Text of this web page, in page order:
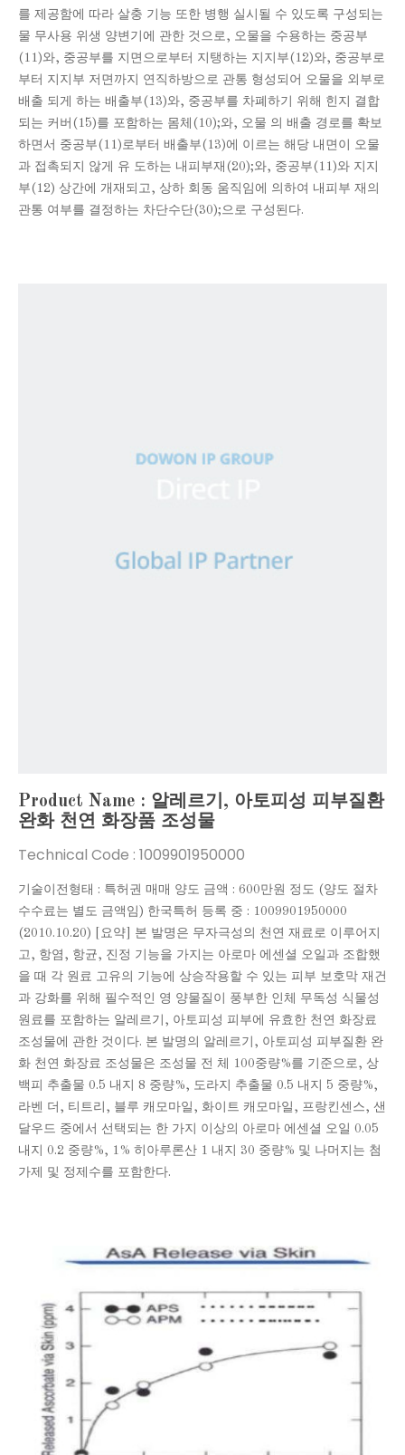
를 제공함에 따라 살충 기능 또한 병행 실시될 수 있도록 구성되는
물 무사용 위생 양변기에 관한 것으로, 오물을 수용하는 중공부
(11)와, 중공부를 지면으로부터 지탱하는 지지부(12)와, 중공부로
부터 지지부 저면까지 연직하방으로 관통 형성되어 오물을 외부로
배출 되게 하는 배출부(13)와, 중공부를 차폐하기 위해 힌지 결합
되는 커버(15)를 포함하는 몸체(10);와, 오물 의 배출 경로를 확보
하면서 중공부(11)로부터 배출부(13)에 이르는 해당 내면이 오물
과 접촉되지 않게 유 도하는 내피부재(20);와, 중공부(11)와 지지
부(12) 상간에 개재되고, 상하 회동 움직임에 의하여 내피부 재의
관통 여부를 결정하는 차단수단(30);으로 구성된다.
Product Name : 알레르기, 아토피성 피부질환
완화 천연 화장품 조성물
Technical Code : 1009901950000
기술이전형태 : 특허권 매매 양도 금액 : 600만원 정도 (양도 절차
수수료는 별도 금액임) 한국특허 등록 중 : 1009901950000
(2010.10.20) [요약] 본 발명은 무자극성의 천연 재료로 이루어지
고, 항염, 항균, 진정 기능을 가지는 아로마 에센셜 오일과 조합했
을 때 각 원료 고유의 기능에 상승작용할 수 있는 피부 보호막 재건
과 강화를 위해 필수적인 영 양물질이 풍부한 인체 무독성 식물성
원료를 포함하는 알레르기, 아토피성 피부에 유효한 천연 화장료
조성물에 관한 것이다. 본 발명의 알레르기, 아토피성 피부질환 완
화 천연 화장료 조성물은 조성물 전 체 100중량%를 기준으로, 상
백피 추출물 0.5 내지 8 중량%, 도라지 추출물 0.5 내지 5 중량%,
라벤 더, 티트리, 블루 캐모마일, 화이트 캐모마일, 프랑킨센스, 샌
달우드 중에서 선택되는 한 가지 이상의 아로마 에센셜 오일 0.05
내지 0.2 중량%, 1% 히아루론산 1 내지 30 중량% 및 나머지는 첨
가제 및 정제수를 포함한다.